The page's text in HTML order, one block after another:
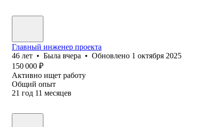
Главный инженер проекта
46 лет • Была вчера • Обновлено 1 октября 2025
150 000 ₽
Активно ищет работу
Общий опыт
21 год 11 месяцев